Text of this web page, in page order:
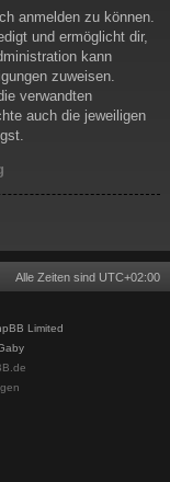
anmelden zu können.
und ermöglicht dir,
kann
zuweisen.
verwandten
auch die jeweiligen
Alle Zeiten sind UTC+02:00
Limited